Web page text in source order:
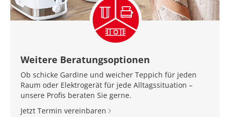
Weitere Beratungsoptionen
Ob schicke Gardine und weicher Teppich für jeden
Raum oder Elektrogerät für jede Alltagssituation –
unsere Profis beraten Sie gerne.
Jetzt Termin vereinbaren